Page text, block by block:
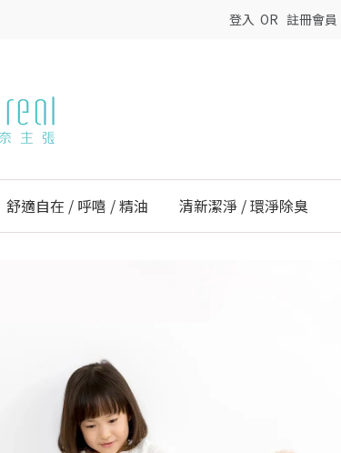
登入 OR 註冊會員
舒適自在 / 呼嘻 / 精油 清新潔淨 / 環淨除臭